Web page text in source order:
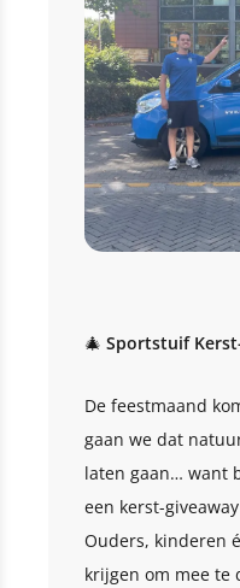
🎄 Sportstuif
De feestmaand
gaan we dat
laten gaan… want
een kerst-
Ouders, kinderen
krijgen om mee te